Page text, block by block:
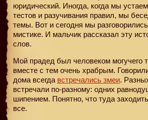
юридический. Иногда, когда мы
тестов и разучивания правил, мы
темы. Вот и сегодня мы
мистике. И мальчик рассказал эту
слов.
Мой прадед был человеком могучего
вместе с тем очень храбрым.
дома всегда встречались змеи.
встречали по-разному: одних
шипением. Понятно, что туда
все.